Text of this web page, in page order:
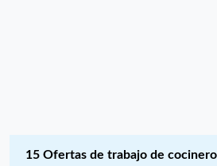
15 Ofertas de trabajo de